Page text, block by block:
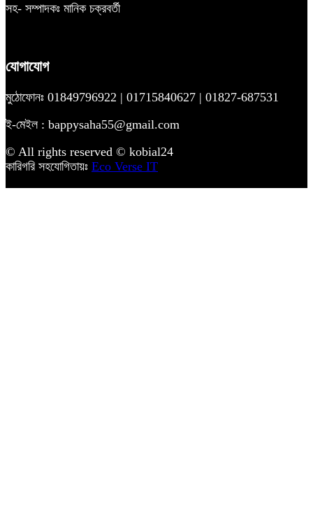
সহ- সম্পাদকঃ মানিক চক্রবর্তী
যোগাযোগ
মুঠোফোনঃ 01849796922 | 01715840627 | 01827-687531
ই-মেইল : bappysaha55@gmail.com
© All rights reserved © kobial24
কারিগরি সহযোগিতায়ঃ Eco Verse IT